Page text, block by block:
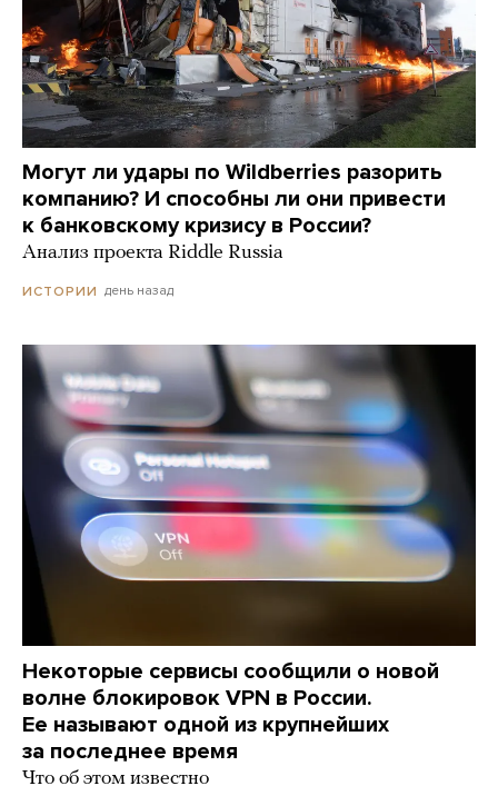
Могут ли удары по Wildberries разорить
компанию? И способны ли они привести
к банковскому кризису в России?
Анализ проекта Riddle Russia
ИСТОРИИ день назад
Некоторые сервисы сообщили о новой
волне блокировок VPN в России.
Ее называют одной из крупнейших
за последнее время
Что об этом известно